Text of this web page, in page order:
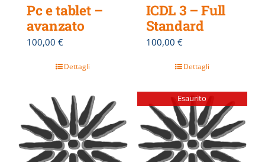
Pc e tablet –
avanzato
100,00 €
Dettagli
ICDL 3 – Full
Standard
100,00 €
Dettagli
Esaurito